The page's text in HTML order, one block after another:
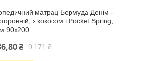
матрац Бермуда Денім -
з кокосом і Pocket Spring,
90х200
₴ 9 171 ₴